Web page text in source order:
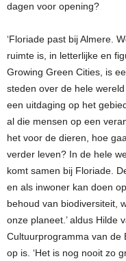
dagen voor opening?
‘Floriade past bij Almere.
ruimte is, in letterlijke en
Growing Green Cities, is
steden over de hele
een uitdaging op het
al die mensen op een
het voor de dieren, hoe
verder leven? In de hele
komt samen bij Floriade.
en als inwoner kan doen
behoud van biodiversiteit,
onze planeet.’ aldus Hilde
Cultuurprogramma van de
op is. ‘Het is nog nooit zo